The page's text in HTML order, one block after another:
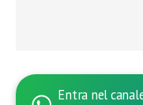
Entra nel